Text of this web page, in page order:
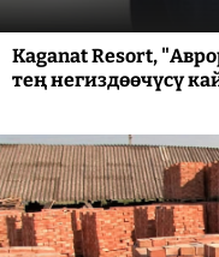
Kaganat Resort,
тең негиздөөчүсү